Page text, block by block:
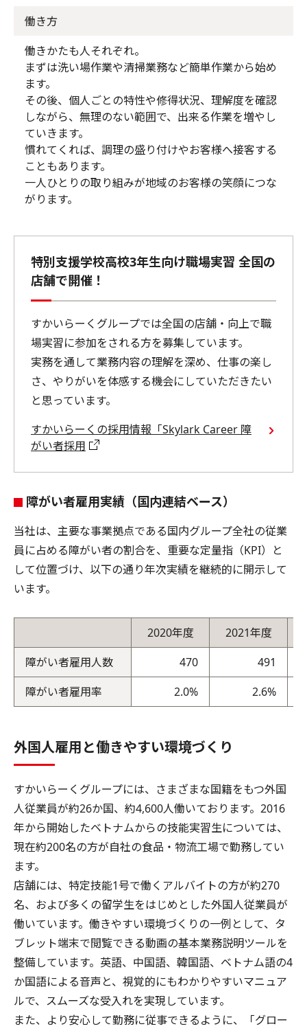
働き方
働きかたも人それぞれ。
まずは洗い場作業や清掃業務など簡単作業から始め
ます。
その後、個人ごとの特性や修得状況、理解度を確認
しながら、無理のない範囲で、出来る作業を増やし
ていきます。
慣れてくれば、調理の盛り付けやお客様へ接客する
こともあります。
一人ひとりの取り組みが地域のお客様の笑顔につな
がります。
特別支援学校高校3年生向け職場実習 全国の
店舗で開催！
すかいらーくグループでは全国の店舗・向上で職
場実習に参加をされる方を募集しています。
実務を通して業務内容の理解を深め、仕事の楽し
さ、やりがいを体感する機会にしていただきたい
と思っています。
すかいらーくの採用情報「Skylark Career 障
がい者採用
障がい者雇用実績（国内連結ベース）
当社は、主要な事業拠点である国内グループ全社の従業
員に占める障がい者の割合を、重要な定量指（KPI）と
して位置づけ、以下の通り年次実績を継続的に開示して
います。
2020年度 2021年度
障がい者雇用人数
470
491
障がい者雇用率
2.0% 2.6%
外国人雇用と働きやすい環境づくり
すかいらーくグループには、さまざまな国籍をもつ外国
人従業員が約26か国、約4,600人働いております。2016
年から開始したベトナムからの技能実習生については、
現在約200名の方が自社の食品・物流工場で勤務してい
ます。
店舗には、特定技能1号で働くアルバイトの方が約270
名、および多くの留学生をはじめとした外国人従業員が
働いています。働きやすい環境づくりの一例として、タ
ブレット端末で閲覧できる動画の基本業務説明ツールを
整備しています。英語、中国語、韓国語、ベトナム語の4
か国語による音声と、視覚的にもわかりやすいマニュア
ルで、スムーズな受入れを実現しています。
また、より安心して勤務に従事できるように、「グロー